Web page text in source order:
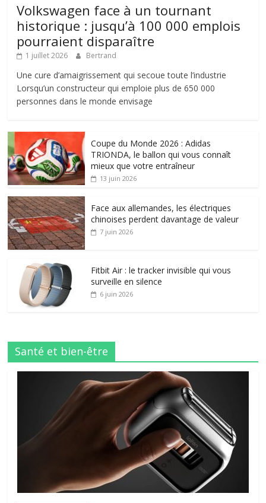
Volkswagen face à un tournant
historique : jusqu’à 100 000 emplois
pourraient disparaître
1 juillet 2026 Bertrand
Une cure d’amaigrissement qui secoue toute l’industrie
Lorsqu’un constructeur qui emploie plus de 650 000
personnes dans le monde envisage
Coupe du Monde 2026 : Adidas
TRIONDA, le ballon qui vous connaît
mieux que votre entraîneur
13 juin 2026
Face aux allemandes, les électriques
chinoises perdent davantage de valeur
7 juin 2026
Fitbit Air : le tracker invisible qui vous
surveille en silence
6 juin 2026
Santé et bien-être